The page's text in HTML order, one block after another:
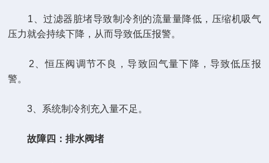
1、过滤器脏堵导致制冷剂的流量量降低，压缩机吸气
压力就会持续下降，从而导致低压报警。
2、恒压阀调节不良，导致回气量下降，导致低压报
警。
3、系统制冷剂充入量不足。
故障四：排水阀堵